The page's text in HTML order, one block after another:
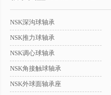
NSK深沟球轴承
NSK推力球轴承
NSK调心球轴承
NSK角接触球轴承
NSK外球面轴承座